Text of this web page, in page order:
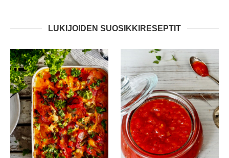
LUKIJOIDEN SUOSIKKIRESEPTIT